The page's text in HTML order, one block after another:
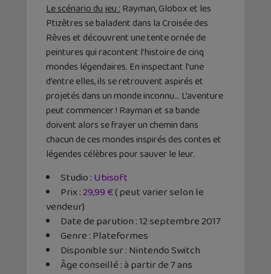
Le scénario du jeu :Rayman, Globox et les
Ptizêtres se baladent dans la Croisée des
Rêves et découvrent une tente ornée de
peintures qui racontent l’histoire de cinq
mondes légendaires. En inspectant l’une
d’entre elles, ils se retrouvent aspirés et
projetés dans un monde inconnu… L’aventure
peut commencer ! Rayman et sa bande
doivent alors se frayer un chemin dans
chacun de ces mondes inspirés des contes et
légendes célèbres pour sauver le leur.
Studio :Ubisoft
Prix :29,99 €( peut varier selon le
vendeur)
Date de parution : 12 septembre 2017
Genre : Plateformes
Disponible sur : Nintendo Switch
Âge conseillé : à partir de 7 ans